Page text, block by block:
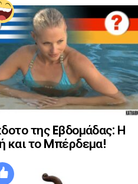
της Eβδομάδας: Η
και το Mπέρδεμα!